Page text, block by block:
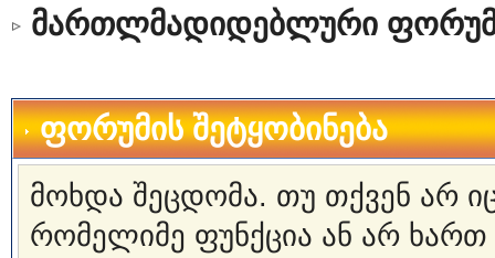
მართლმადიდებლური
ფორუმის შეტყობინება
მოხდა შეცდომა. თუ თქვენ არ
რომელიმე ფუნქცია ან არ ხართ